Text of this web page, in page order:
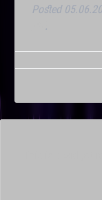
Posted
.